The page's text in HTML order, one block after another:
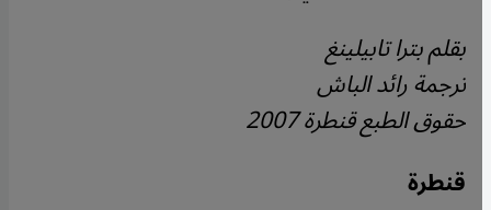
بقلم بترا تابيلينغ
ترجمة رائد الباش
حقوق الطبع قنطرة 2007
قنطرة